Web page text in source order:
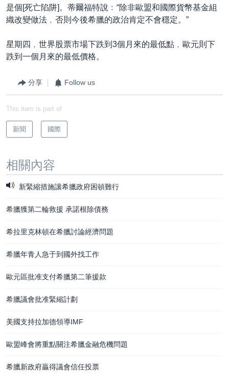
是個[死亡陷阱]。蒂爾福特說﹕“除非歐盟和國際貨幣基金組
織改變做法﹐否則今後希臘的政治肯定不會穩定。”
星期四﹐世界股票市場下跌到3個月來的最低點﹐歐元則下
跌到一個月來的最低價格。
分享 Follow us
This item is part of
新聞 國際
相關內容
新緊縮措施讓希臘政府困頓難行
希臘獲第二輪救援 承諾根除債務
希拉里克林頓在希臘討論經濟問題
希臘年青人急于到國外找工作
歐元區批准支付希臘第二筆援款
希臘議會批准緊縮計劃
美國支持拉加德領導IMF
歐盟峰會將重點關注希臘金融危機問題
希臘新政府贏得議會信任投票